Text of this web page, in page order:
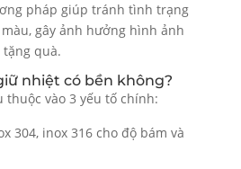
pháp giúp tránh tình trạng
gây ảnh hưởng hình ảnh
quà.
nhiệt có bền không?
thuộc vào 3 yếu tố chính:
304, inox 316 cho độ bám và